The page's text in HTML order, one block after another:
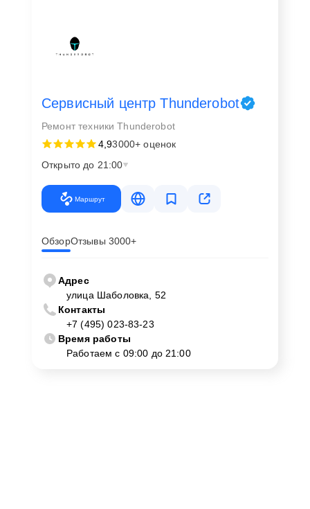
Сервисный центр Thunderobot
Ремонт техники Thunderobot
4,93000+ оценок
Открыто до 21:00
Маршрут
ОбзорОтзывы 3000+
Адрес
улица Шаболовка, 52
Контакты
+7 (495) 023-83-23
Время работы
Работаем с 09:00 до 21:00